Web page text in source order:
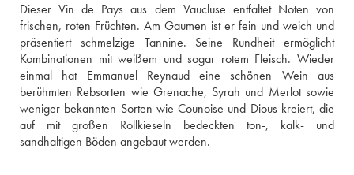
Dieser Vin de Pays aus dem Vaucluse entfaltet Noten von
frischen, roten Früchten. Am Gaumen ist er fein und weich und
präsentiert schmelzige Tannine. Seine Rundheit ermöglicht
Kombinationen mit weißem und sogar rotem Fleisch. Wieder
einmal hat Emmanuel Reynaud eine schönen Wein aus
berühmten Rebsorten wie Grenache, Syrah und Merlot sowie
weniger bekannten Sorten wie Counoise und Dious kreiert, die
auf mit großen Rollkieseln bedeckten ton-, kalk- und
sandhaltigen Böden angebaut werden.